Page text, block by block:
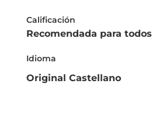
Calificación
Recomendada para
Idioma
Original Castellano